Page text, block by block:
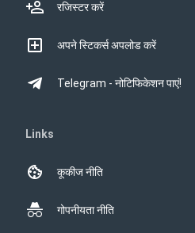
रजिस्टर करें
अपने स्टिकर्स अपलोड करें
Telegram - नोटिफिकेशन पाएं!
Links
कूकीज नीति
गोपनीयता नीति